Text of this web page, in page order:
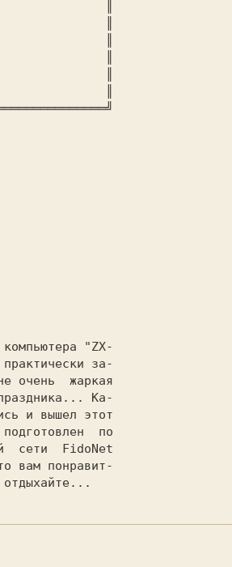
║
║
"ZX-
за-
очень  жаркая
Ка-
и вышел этот
по
сети  FidoNet
вам понравит-